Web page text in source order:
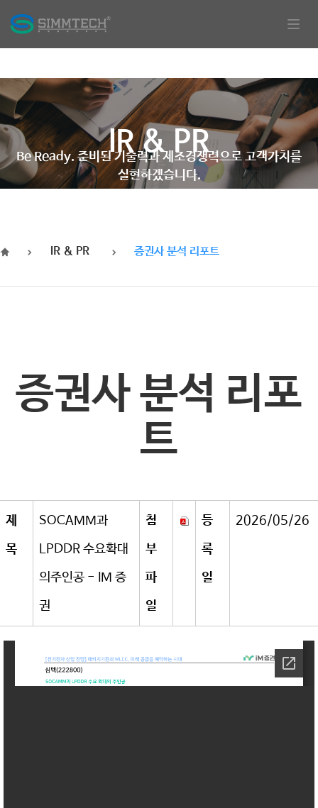
​IR & PR
Be Ready. 준비된 기술력과 제조경쟁력으로 고객가치를
실현하겠습니다.
HOMEIR & PR 증권사 분석 리포트
증권사 분석 리포
트
제
목
SOCAMM과
LPDDR 수요확대
의주인공 - IM 증
권
첨
부
파
일
등
록
일
2026/05/26